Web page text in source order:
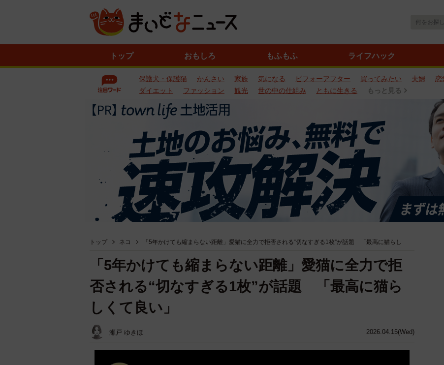
トップ おもしろ もふもふ ライフハック
保護犬・保護猫 かんさい 家族 気になる ビフォーアフター 買ってみたい 夫婦 恋
ダイエット
ファッション 観光 世の中の仕組み ともに生きる もっと見る
トップ ネコ 「5年かけても縮まらない距離」愛猫に全力で拒否される“切なすぎる1枚”が話題 「最高に猫らし
2026.04.15(Wed)
「5年かけても縮まらない距離」愛猫に全力で拒
否される“切なすぎる1枚”が話題 「最高に猫ら
しくて良い」
瀬戸 ゆきほ